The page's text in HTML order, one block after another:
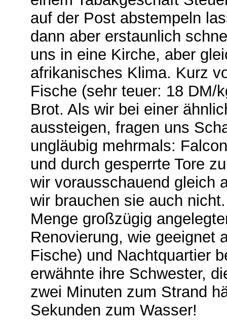
auf der Post abstempeln
dann aber erstaunlich
uns in eine Kirche, aber
afrikanisches Klima. Kurz
Fische (sehr teuer: 18 DM/
Brot. Als wir bei einer
aussteigen, fragen uns
ungläubig mehrmals:
und durch gesperrte Tore
wir vorausschauend gleich
wir brauchen sie auch
Menge großzügig
Renovierung, wie geeignet
Fische) und Nachtquartier
erwähnte ihre Schwester,
zwei Minuten zum Strand
Sekunden zum Wasser!